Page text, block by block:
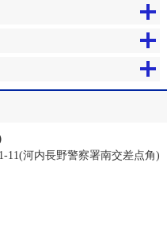
11(河内長野警察署南交差点角)